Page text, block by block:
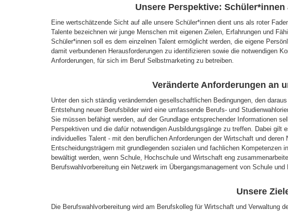
Unsere Perspektive:
Eine wertschätzende Sicht auf alle unsere Schüler*innen dient uns als roter
Talente bezeichnen wir junge Menschen mit eigenen Zielen, Erfahrungen und
Schüler*innen soll es dem einzelnen Talent ermöglicht werden, die eigene
damit verbundenen Herausforderungen zu identifizieren sowie die notwendigen
Anforderungen, für sich im Beruf Selbstmarketing zu betreiben.
Veränderte Anforderungen an
Unter den sich ständig verändernden gesellschaftlichen Bedingungen, den
Entstehung neuer Berufsbilder wird eine umfassende Berufs- und
Sie müssen befähigt werden, auf der Grundlage entsprechender Informationen
Perspektiven und die dafür notwendigen Ausbildungsgänge zu treffen. Dabei gilt
individuelles Talent - mit den beruflichen Anforderungen der Wirtschaft und
Entscheidungsträgern mit grundlegenden sozialen und fachlichen Kompetenzen
bewältigt werden, wenn Schule, Hochschule und Wirtschaft eng
Berufswahlvorbereitung ein Netzwerk im Übergangsmanagement von Schule und
Unsere
Die Berufswahlvorbereitung wird am Berufskolleg für Wirtschaft und Verwaltung